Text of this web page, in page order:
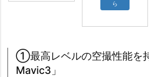
ら
①最高レベルの空撮性能を
Mavic3」